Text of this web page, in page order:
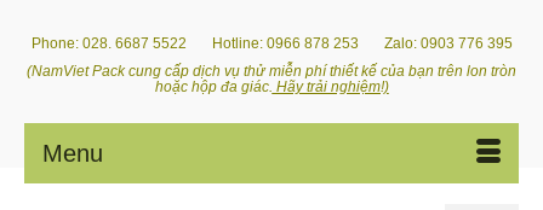
Phone: 028. 6687 5522 Hotline: 0966 878 253 Zalo: 0903 776 395
(NamViet Pack cung cấp dịch vụ thử miễn phí thiết kế của bạn trên lon tròn
hoặc hộp đa giác. Hãy trải nghiệm!)
Menu